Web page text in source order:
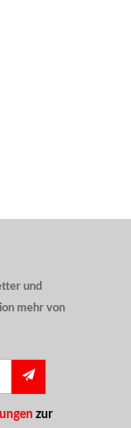
und
mehr von
zur